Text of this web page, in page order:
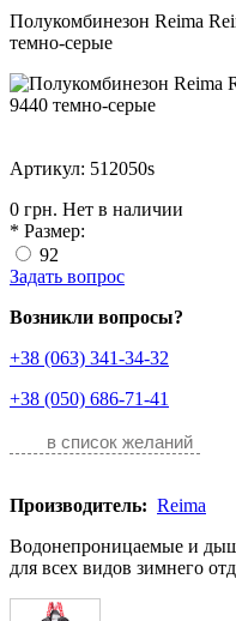
Полукомбинезон Reima
темно-серые
Артикул: 512050s
0 грн. Нет в наличии
* Размер:
92
Задать вопрос
Возникли вопросы?
+38 (063) 341-34-32
+38 (050) 686-71-41
в список желаний
Производитель: Reima
Водонепроницаемые и
для всех видов зимнего